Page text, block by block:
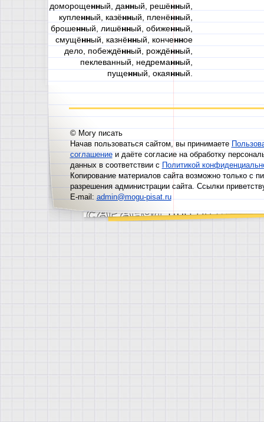
доморощенный, данный, решённый,
купленный, казённый, пленённый,
брошенный, лишённый, обиженный,
смущённый, казнённый, конченное
дело, побеждённый, рождённый,
пеклеванный, недреманный,
пущенный, окаянный.
© Могу писать
Начав пользоваться сайтом, вы принимаете
соглашениеи даёте согласие на обработку
данных в соответствии сПолитикой
Копирование материалов сайта возможно только с
разрешения администрации сайта. Ссылки
E-mail:admin@mogu-pisat.ru